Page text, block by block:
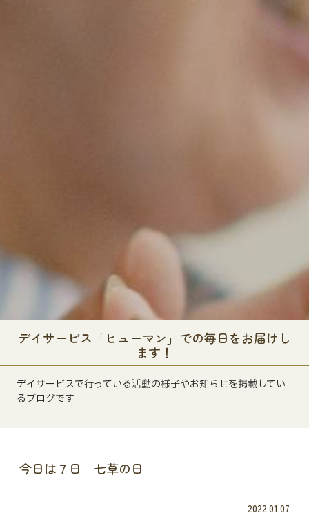
デイサービス「ヒューマン」での毎日をお届けし
ます！
デイサービスで行っている活動の様子やお知らせを掲載してい
るブログです
今日は７日 七草の日
2022.01.07